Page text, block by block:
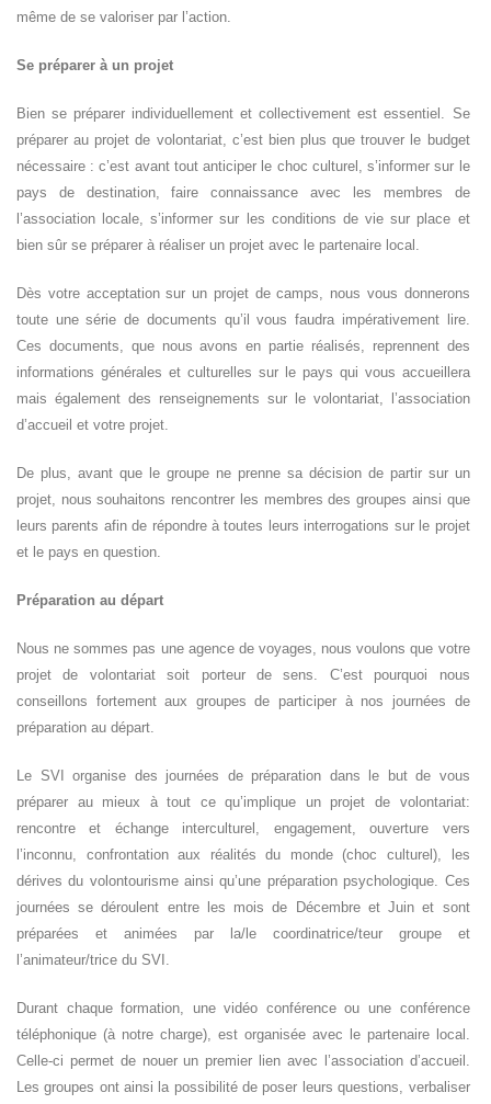
même de se valoriser par l’action.
Se préparer à un projet
Bien se préparer individuellement et collectivement est essentiel. Se
préparer au projet de volontariat, c’est bien plus que trouver le budget
nécessaire : c’est avant tout anticiper le choc culturel, s’informer sur le
pays de destination, faire connaissance avec les membres de
l’association locale, s’informer sur les conditions de vie sur place et
bien sûr se préparer à réaliser un projet avec le partenaire local.
Dès votre acceptation sur un projet de camps, nous vous donnerons
toute une série de documents qu’il vous faudra impérativement lire.
Ces documents, que nous avons en partie réalisés, reprennent des
informations générales et culturelles sur le pays qui vous accueillera
mais également des renseignements sur le volontariat, l’association
d’accueil et votre projet.
De plus, avant que le groupe ne prenne sa décision de partir sur un
projet, nous souhaitons rencontrer les membres des groupes ainsi que
leurs parents afin de répondre à toutes leurs interrogations sur le projet
et le pays en question.
Préparation au départ
Nous ne sommes pas une agence de voyages, nous voulons que votre
projet de volontariat soit porteur de sens. C’est pourquoi nous
conseillons fortement aux groupes de participer à nos journées de
préparation au départ.
Le SVI organise des journées de préparation dans le but de vous
préparer au mieux à tout ce qu’implique un projet de volontariat:
rencontre et échange interculturel, engagement, ouverture vers
l’inconnu, confrontation aux réalités du monde (choc culturel), les
dérives du volontourisme ainsi qu’une préparation psychologique. Ces
journées se déroulent entre les mois de Décembre et Juin et sont
préparées et animées par la/le coordinatrice/teur groupe et
l’animateur/trice du SVI.
Durant chaque formation, une vidéo conférence ou une conférence
téléphonique (à notre charge), est organisée avec le partenaire local.
Celle-ci permet de nouer un premier lien avec l’association d’accueil.
Les groupes ont ainsi la possibilité de poser leurs questions, verbaliser